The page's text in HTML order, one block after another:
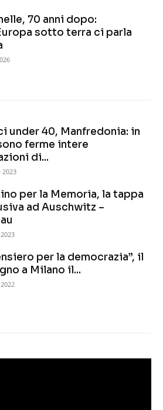
70 anni dopo:
sotto terra ci parla
under 40, Manfredonia: in
ferme intere
di...
2023
per la Memoria, la tappa
ad Auschwitz –
per la democrazia”, il
a Milano il...